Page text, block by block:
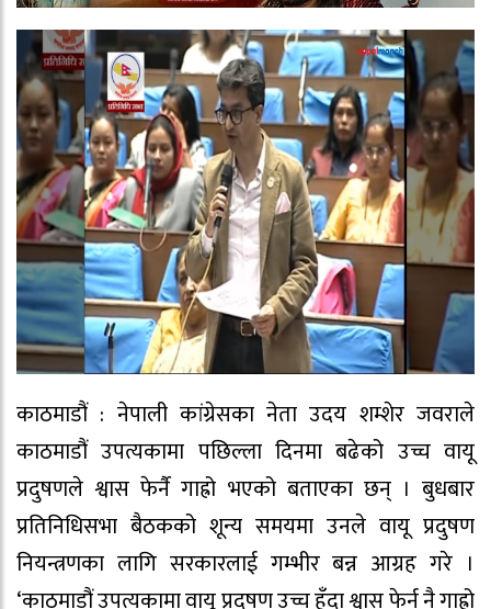
काठमाडौं : नेपाली कांग्रेसका नेता उदय शम्शेर जवराले
काठमाडौं उपत्यकामा पछिल्ला दिनमा बढेको उच्च वायू
प्रदुषणले श्वास फेर्नै गाह्रो भएको बताएका छन् । बुधबार
प्रतिनिधिसभा बैठकको शून्य समयमा उनले वायू प्रदुषण
नियन्त्रणका लागि सरकारलाई गम्भीर बन्न आग्रह गरे ।
‘काठमाडौं उपत्यकामा वायू प्रदुषण उच्च हुँदा श्वास फेर्न नै गाह्रो